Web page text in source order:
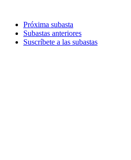
contenidoPróxima subasta
Subastas anteriores
Suscríbete a las subastas